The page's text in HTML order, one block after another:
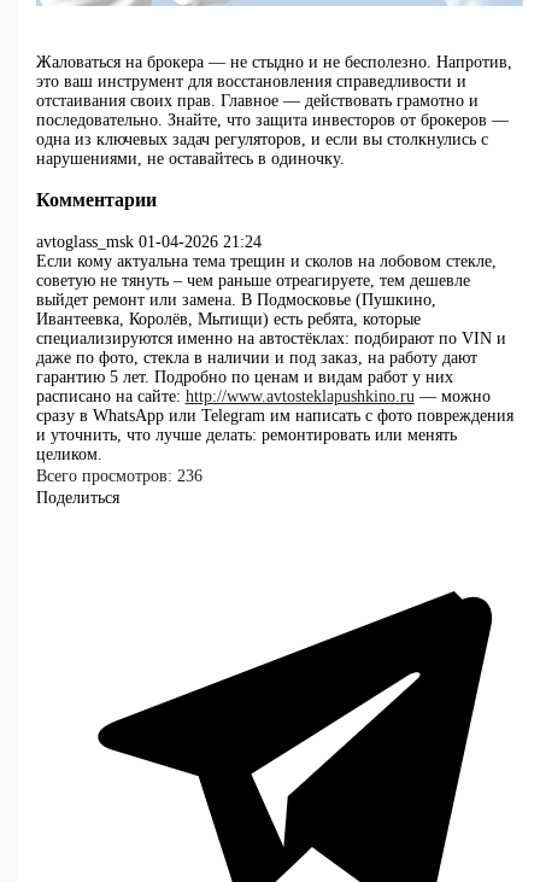
Жаловаться на брокера — не стыдно и не бесполезно. Напротив,
это ваш инструмент для восстановления справедливости и
отстаивания своих прав. Главное — действовать грамотно и
последовательно. Знайте, что защита инвесторов от брокеров —
одна из ключевых задач регуляторов, и если вы столкнулись с
нарушениями, не оставайтесь в одиночку.
Комментарии
avtoglass_msk 01-04-2026 21:24
Если кому актуальна тема трещин и сколов на лобовом стекле,
советую не тянуть – чем раньше отреагируете, тем дешевле
выйдет ремонт или замена. В Подмосковье (Пушкино,
Ивантеевка, Королёв, Мытищи) есть ребята, которые
специализируются именно на автостёклах: подбирают по VIN и
даже по фото, стекла в наличии и под заказ, на работу дают
гарантию 5 лет. Подробно по ценам и видам работ у них
расписано на сайте: http://www.avtosteklapushkino.ru — можно
сразу в WhatsApp или Telegram им написать с фото повреждения
и уточнить, что лучше делать: ремонтировать или менять
целиком.
Всего просмотров: 236
Поделиться